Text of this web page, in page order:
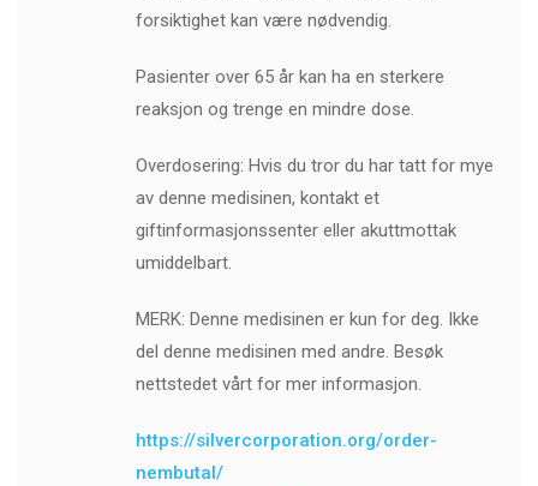
forsiktighet kan være nødvendig.
Pasienter over 65 år kan ha en sterkere
reaksjon og trenge en mindre dose.
Overdosering: Hvis du tror du har tatt for mye
av denne medisinen, kontakt et
giftinformasjonssenter eller akuttmottak
umiddelbart.
MERK: Denne medisinen er kun for deg. Ikke
del denne medisinen med andre. Besøk
nettstedet vårt for mer informasjon.
https://silvercorporation.org/order-
nembutal/